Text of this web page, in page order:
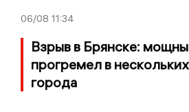
06/08 11:34
Взрыв в Брянске:
прогремел в
города